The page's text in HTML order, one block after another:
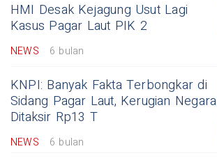
HMI Desak Kejagung Usut Lagi
Kasus Pagar Laut PIK 2
NEWS 6 bulan
KNPI: Banyak Fakta Terbongkar di
Sidang Pagar Laut, Kerugian Negara
Ditaksir Rp13 T
NEWS 6 bulan